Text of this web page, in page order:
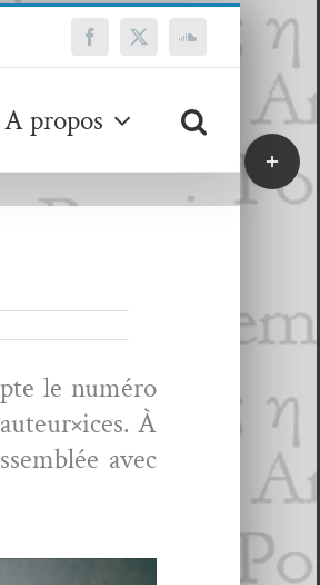
Facebook
X SoundCloud
A propos
le numéro
×ices. À
avec
Bascule
de
la
barre